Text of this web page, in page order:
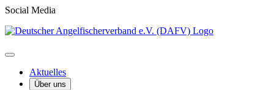
Social Media
Aktuelles
Über uns